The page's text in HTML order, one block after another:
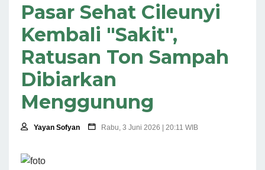
Pasar Sehat Cileunyi
Kembali "Sakit",
Ratusan Ton Sampah
Dibiarkan
Menggunung
Yayan Sofyan Rabu, 3 Juni 2026 | 20:11 WIB